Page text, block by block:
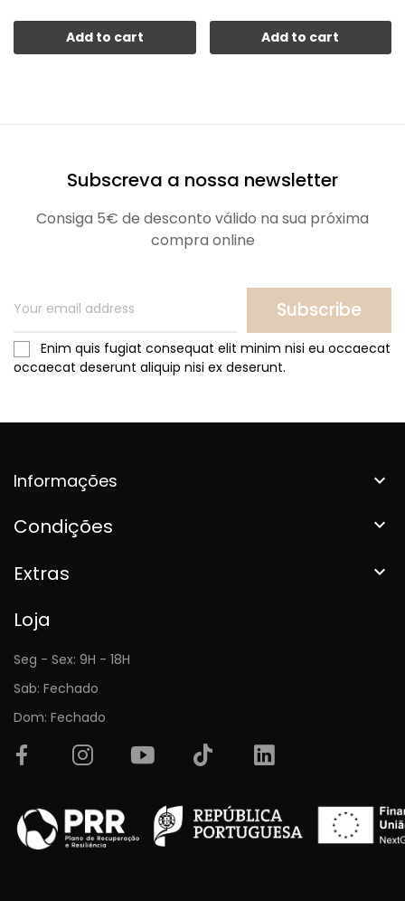
Add to cart Add to cart
Subscreva a nossa newsletter
Consiga 5€ de desconto válido na sua próxima
compra online
Subscribe
Enim quis fugiat consequat elit minim nisi eu occaecat
occaecat deserunt aliquip nisi ex deserunt.
Informações 
Condições 
Extras 
Loja
Seg - Sex: 9H - 18H
Sab: Fechado
Dom: Fechado